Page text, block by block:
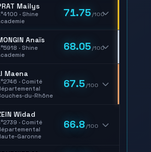
Mailys
· Shine
71.75/100
Anaïs
· Shine
68.05/100
Maena
· Comité
du-Rhône
67.5/100
Widad
· Comité
Garonne
66.8/100